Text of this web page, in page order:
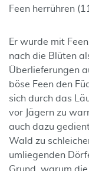
Feen herrühren
Er wurde mit
nach die Blüten
Überlieferungen
böse Feen den
sich durch das
vor Jägern zu
auch dazu
Wald zu
umliegenden